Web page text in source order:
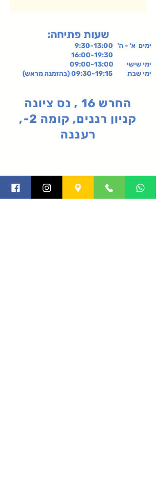
:שעות פתיחה
ימים א' - ה' 9:30-13:00
ימי שישי 09:00-13:00
ימי שבת 09:30-19:15 (בהזמנה מראש)
החרש 16 , נס ציונה
קניון רננים, קומה 2-,
רעננה